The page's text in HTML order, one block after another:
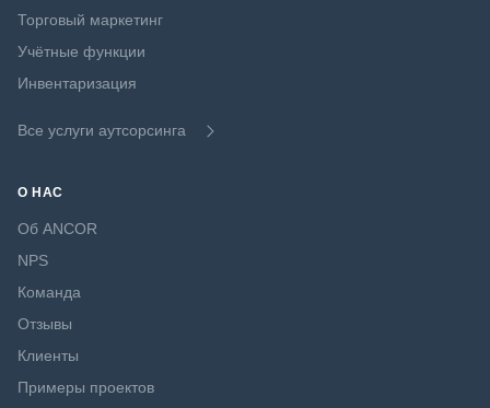
Торговый маркетинг
Учётные функции
Инвентаризация
Все услуги аутсорсинга
О НАС
Об ANCOR
NPS
Команда
Отзывы
Клиенты
Примеры проектов